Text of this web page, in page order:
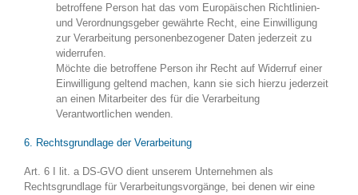
betroffene Person hat das vom Europäischen Richtlinien-
und Verordnungsgeber gewährte Recht, eine Einwilligung
zur Verarbeitung personenbezogener Daten jederzeit zu
widerrufen.
Möchte die betroffene Person ihr Recht auf Widerruf einer
Einwilligung geltend machen, kann sie sich hierzu jederzeit
an einen Mitarbeiter des für die Verarbeitung
Verantwortlichen wenden.
6. Rechtsgrundlage der Verarbeitung
Art. 6 I lit. a DS-GVO dient unserem Unternehmen als
Rechtsgrundlage für Verarbeitungsvorgänge, bei denen wir eine